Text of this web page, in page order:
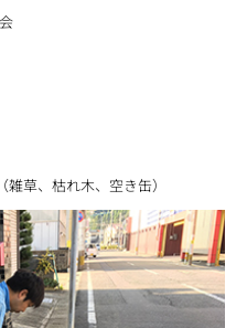
草、枯れ木、空き缶）